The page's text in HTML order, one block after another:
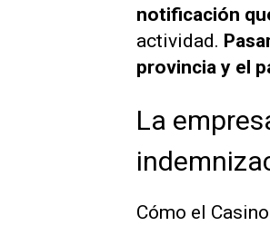
notificación
actividad.
provincia y el
La
Cómo el